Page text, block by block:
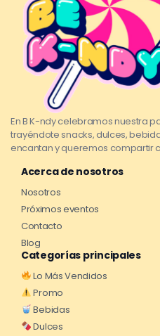
En B K-ndy celebramos nuestra
trayéndote snacks, dulces,
encantan y queremos compartir
Acerca de nosotros
Nosotros
Próximos eventos
Contacto
Blog
Categorías principales
Lo Más Vendidos
Promo
Bebidas
Dulces